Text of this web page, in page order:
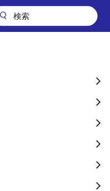
トフォリオを拡充し、超低ジッ
けタイミン
ォリオを拡
タ減衰＆ク
現する
ァミリを提